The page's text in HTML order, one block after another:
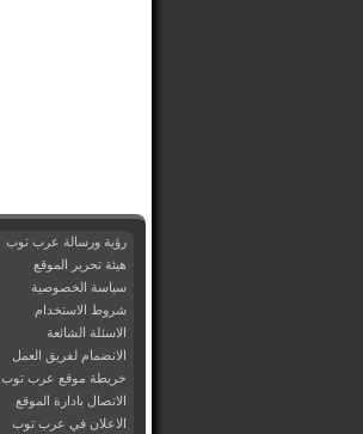
رؤية ورسالة عرب توب
هيئة تحرير الموقع
سياسة الخصوصية
شروط الاستخدام
الاسئلة الشائعة
الانضمام لفريق العمل
خريطة موقع عرب توب
الاتصال بادارة الموقع
الاعلان في عرب توب